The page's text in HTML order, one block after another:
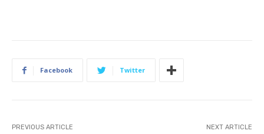
Facebook Twitter
PREVIOUS ARTICLE NEXT ARTICLE